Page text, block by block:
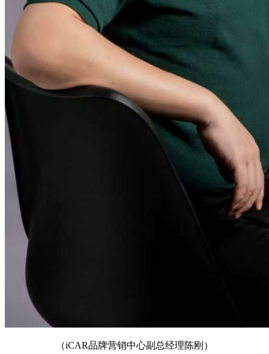
（iCAR品牌营销中心副总经理陈刚）